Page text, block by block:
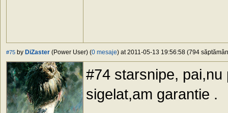
#75 by DiZaster (Power User) (0 mesaje) at 2011-05-13 19:56:58 (794
#74 starsnipe,
sigelat,am garantie .